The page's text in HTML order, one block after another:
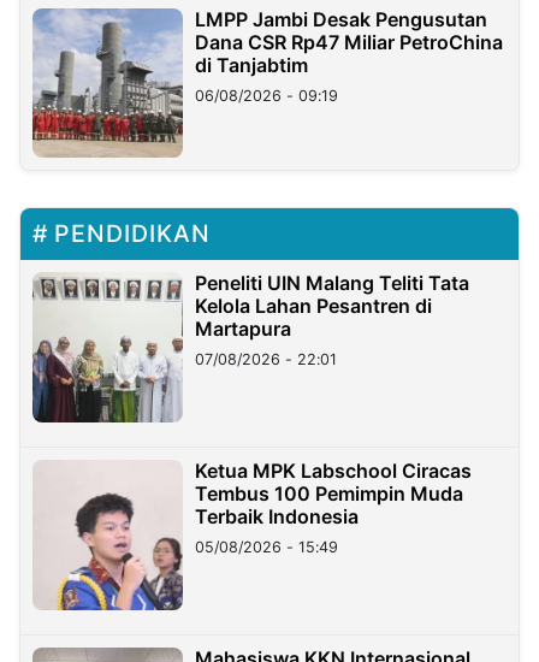
LMPP Jambi Desak Pengusutan
Dana CSR Rp47 Miliar PetroChina
di Tanjabtim
06/08/2026 - 09:19
PENDIDIKAN
Peneliti UIN Malang Teliti Tata
Kelola Lahan Pesantren di
Martapura
07/08/2026 - 22:01
Ketua MPK Labschool Ciracas
Tembus 100 Pemimpin Muda
Terbaik Indonesia
05/08/2026 - 15:49